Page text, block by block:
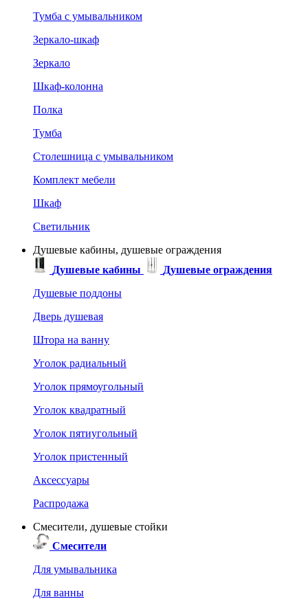
Тумба с умывальником
Зеркало-шкаф
Зеркало
Шкаф-колонна
Полка
Тумба
Столешница с умывальником
Комплект мебели
Шкаф
Светильник
Душевые кабины, душевые ограждения
Душевые кабины
Душевые ограждения
Душевые поддоны
Дверь душевая
Штора на ванну
Уголок радиальный
Уголок прямоугольный
Уголок квадратный
Уголок пятиугольный
Уголок пристенный
Аксессуары
Распродажа
Смесители, душевые стойки
Смесители
Для умывальника
Для ванны